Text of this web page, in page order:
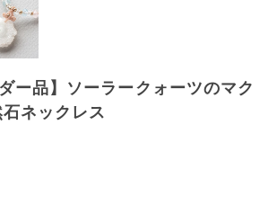
ー品】ソーラークォーツのマク
ネックレス